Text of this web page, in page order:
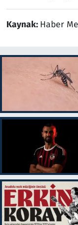
Kaynak: Haber